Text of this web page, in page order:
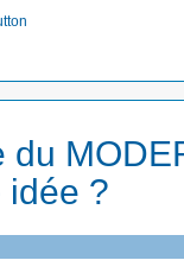
du
idée ?